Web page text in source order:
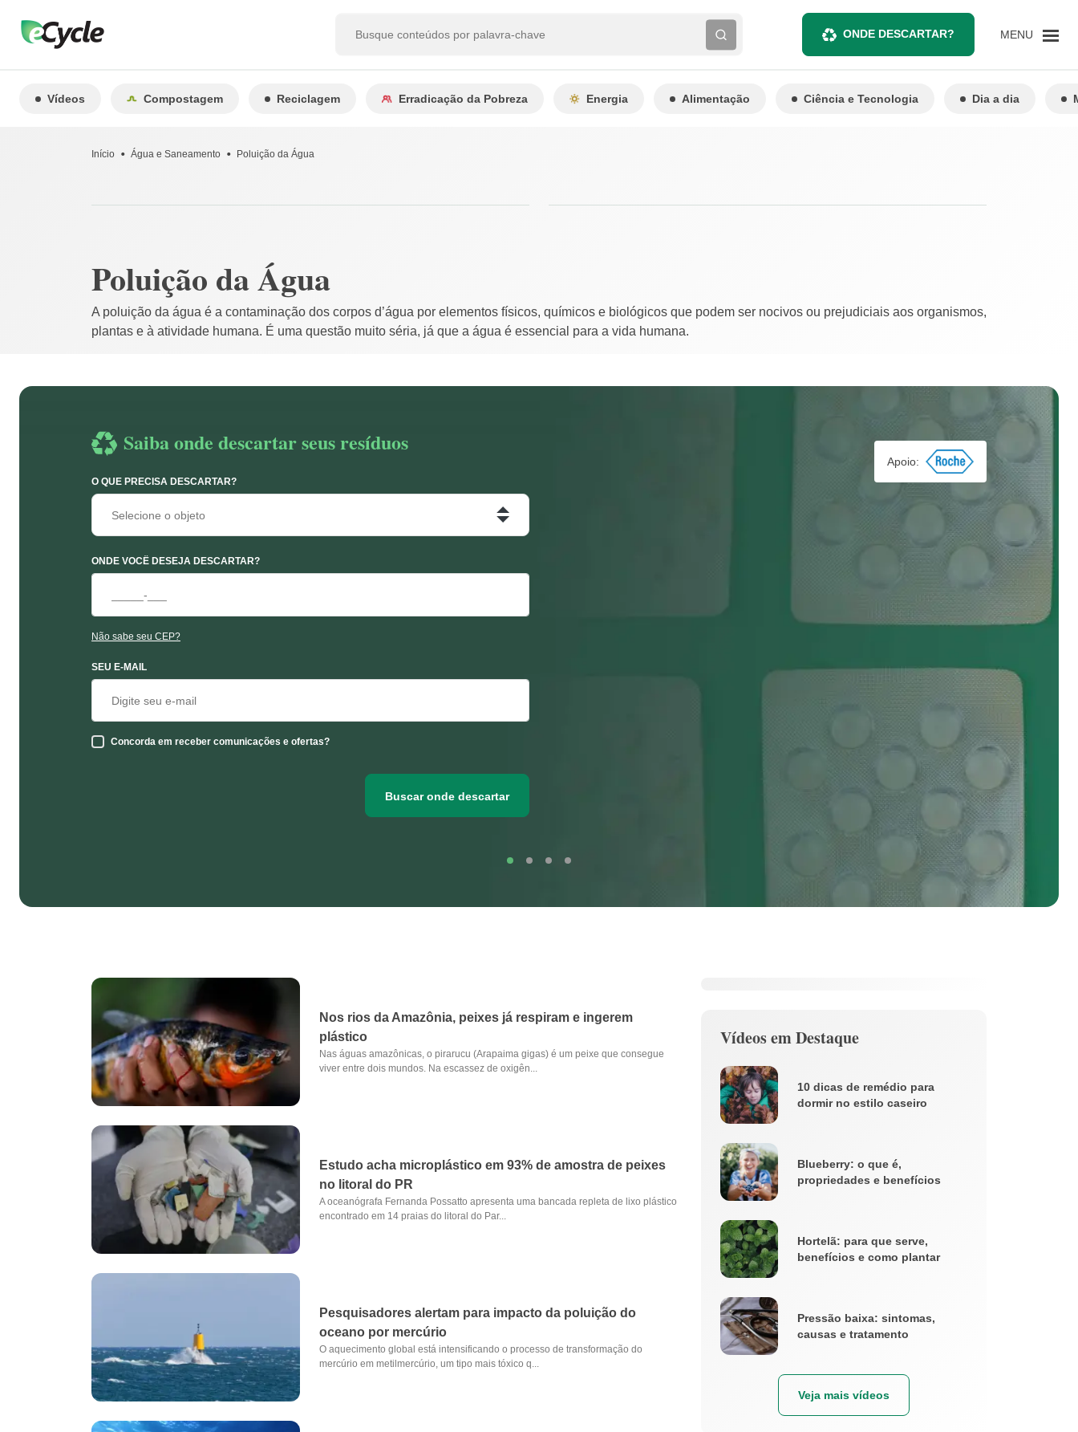
ONDE DESCARTAR? MENU
Vídeos Compostagem Reciclagem Erradicação da Pobreza Energia Alimentação Ciência e Tecnologia Dia a dia
Início Água e Saneamento Poluição da Água
Poluição da Água
A poluição da água é a contaminação dos corpos d’água por elementos físicos, químicos e biológicos que podem ser nocivos ou prejudiciais aos organismos,
plantas e à atividade humana. É uma questão muito séria, já que a água é essencial para a vida humana.
Apoio:
Saiba onde descartar seus resíduos
O QUE PRECISA DESCARTAR?
Selecione o objeto
ONDE VOCÊ DESEJA DESCARTAR?
Não sabe seu CEP?
SEU E-MAIL
Concorda em receber comunicações e ofertas?
Buscar onde descartar
Nos rios da Amazônia, peixes já respiram e ingerem
plástico
Nas águas amazônicas, o pirarucu (Arapaima gigas) é um peixe que consegue
viver entre dois mundos. Na escassez de oxigên...
Estudo acha microplástico em 93% de amostra de peixes
no litoral do PR
A oceanógrafa Fernanda Possatto apresenta uma bancada repleta de lixo plástico
encontrado em 14 praias do litoral do Par...
Pesquisadores alertam para impacto da poluição do
oceano por mercúrio
O aquecimento global está intensificando o processo de transformação do
mercúrio em metilmercúrio, um tipo mais tóxico q...
Vídeos em Destaque
10 dicas de remédio para
dormir no estilo caseiro
Blueberry: o que é,
propriedades e benefícios
Hortelã: para que serve,
benefícios e como plantar
Pressão baixa: sintomas,
causas e tratamento
Veja mais vídeos